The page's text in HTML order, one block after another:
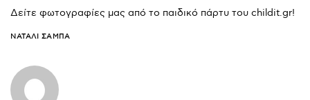
Δείτε φωτογραφίες μας από το παιδικό πάρτυ του childit.gr!
ΝΑΤΑΛΊ ΣΑΜΠΆ